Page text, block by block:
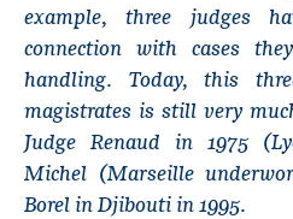
example, three judges
connection with cases
handling. Today, this
magistrates is still very
Judge Renaud in 1975
Michel (Marseille
Borel in Djibouti in 1995.